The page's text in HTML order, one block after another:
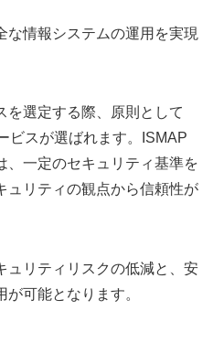
な情報システムの運用を実現
を選定する際、原則として
ビスが選ばれます。ISMAP
、一定のセキュリティ基準を
ュリティの観点から信頼性が
ュリティリスクの低減と、安
可能となります。